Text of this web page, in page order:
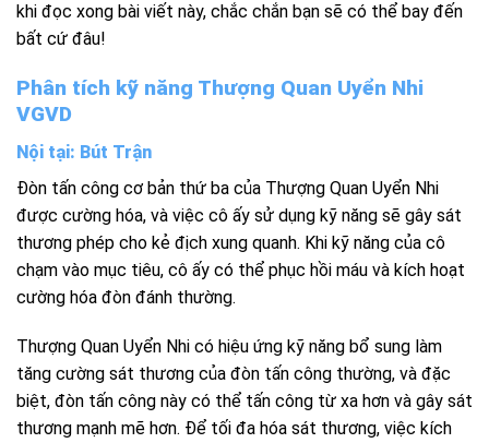
khi đọc xong bài viết này, chắc chắn bạn sẽ có thể bay đến
bất cứ đâu!
Phân tích kỹ năng Thượng Quan Uyển Nhi
VGVD
Nội tại: Bút Trận
Đòn tấn công cơ bản thứ ba của Thượng Quan Uyển Nhi
được cường hóa, và việc cô ấy sử dụng kỹ năng sẽ gây sát
thương phép cho kẻ địch xung quanh. Khi kỹ năng của cô
chạm vào mục tiêu, cô ấy có thể phục hồi máu và kích hoạt
cường hóa đòn đánh thường.
Thượng Quan Uyển Nhi có hiệu ứng kỹ năng bổ sung làm
tăng cường sát thương của đòn tấn công thường, và đặc
biệt, đòn tấn công này có thể tấn công từ xa hơn và gây sát
thương mạnh mẽ hơn. Để tối đa hóa sát thương, việc kích